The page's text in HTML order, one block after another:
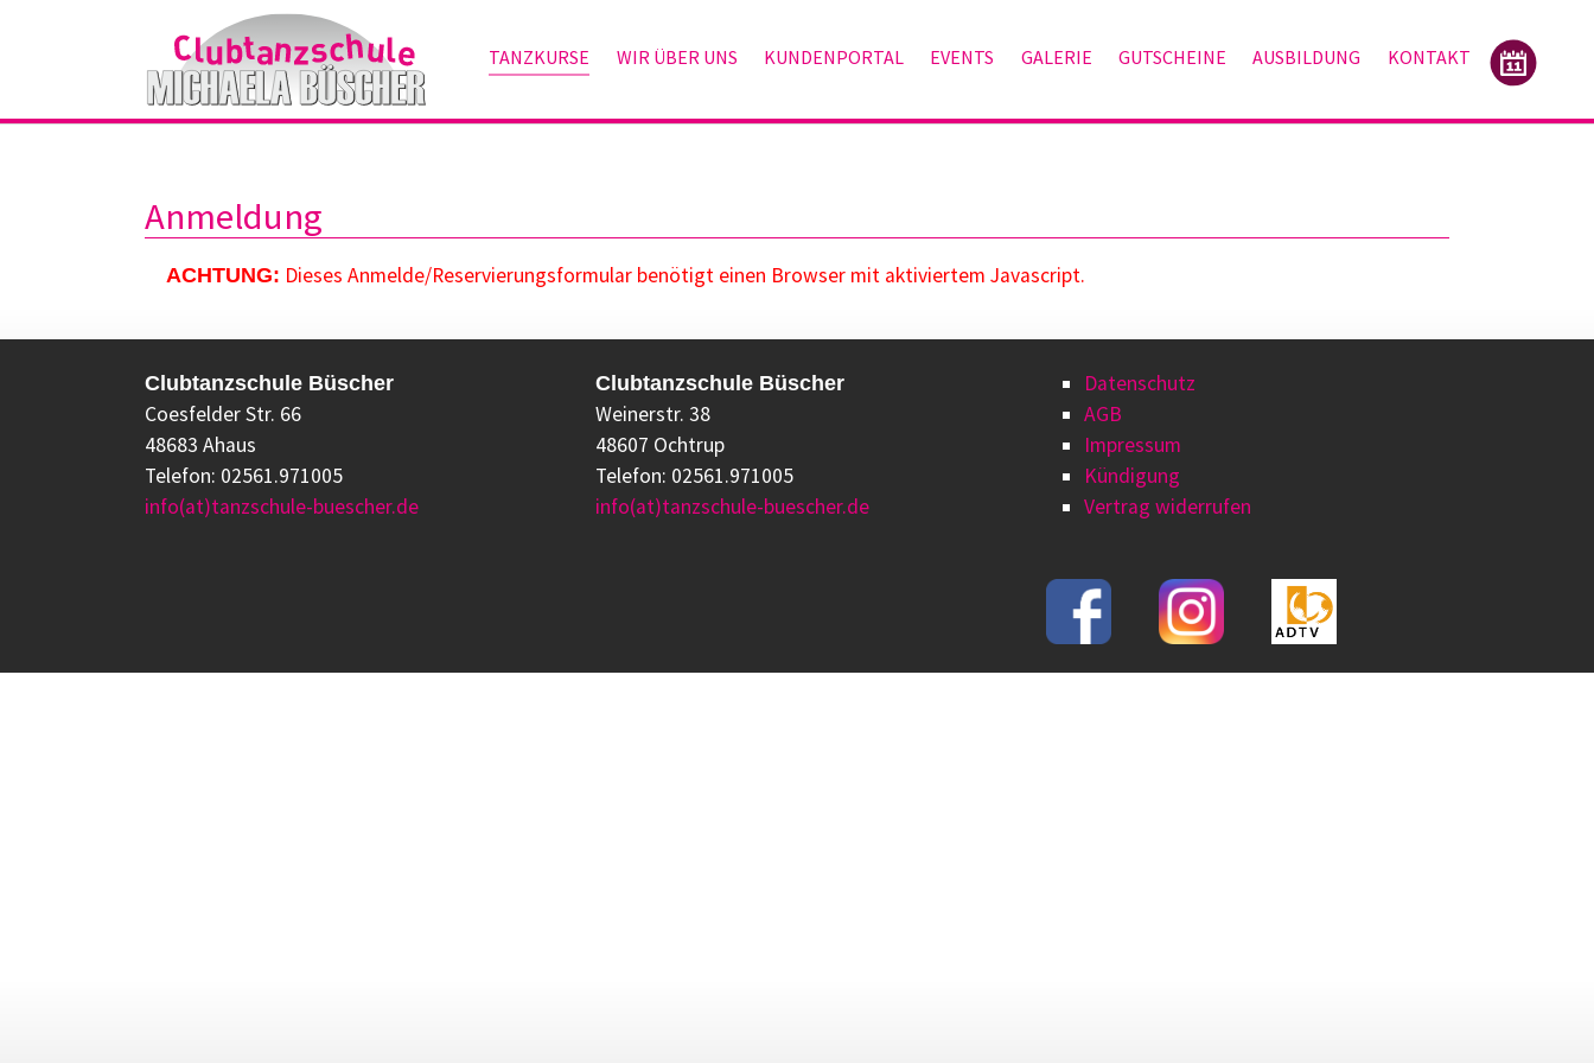
Zum Hauptinhalt springen
TANZKURSE WIR ÜBER UNS KUNDENPORTAL EVENTS GALERIE GUTSCHEINE AUSBILDUNG KONTAKT
Anmeldung
ACHTUNG: Dieses Anmelde/Reservierungsformular benötigt einen Browser mit aktiviertem Javascript.
Clubtanzschule Büscher
Coesfelder Str. 66
48683 Ahaus
Telefon: 02561.971005
info(at)tanzschule-buescher.de
Clubtanzschule Büscher
Weinerstr. 38
48607 Ochtrup
Telefon: 02561.971005
info(at)tanzschule-buescher.de
Datenschutz
AGB
Impressum
Kündigung
Vertrag widerrufen